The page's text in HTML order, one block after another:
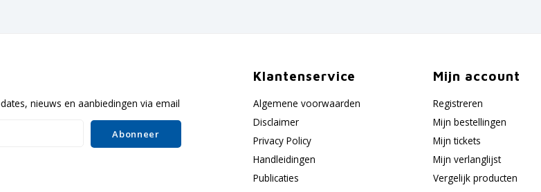
nieuws en aanbiedingen via email
Abonneer
Klantenservice
Algemene voorwaarden
Disclaimer
Privacy Policy
Handleidingen
Publicaties
Mijn account
Registreren
Mijn bestellingen
Mijn tickets
Mijn verlanglijst
Vergelijk producten